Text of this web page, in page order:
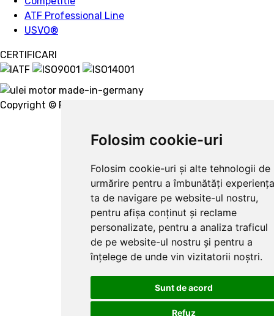
Folosim cookie-uri
Folosim cookie-uri și alte tehnologii de
urmărire pentru a îmbunătăți
ta de navigare pe website-ul nostru,
pentru afișa conținut și reclame
personalizate, pentru a analiza traficul
de pe website-ul nostru și pentru a
înțelege de unde vin vizitatorii noștri.
Sunt de acord
Refuz
ATF Professional Line
USVO®
CERTIFICARI
Copyright © Ravenol 2022.